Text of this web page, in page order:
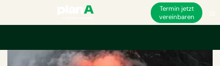
Termin jetzt
vereinbaren